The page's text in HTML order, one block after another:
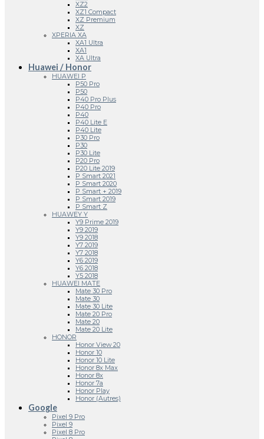
XZ2
XZ1 Compact
XZ Premium
XZ
XPERIA XA
XA1 Ultra
XA1
XA Ultra
Huawei / Honor
HUAWEI P
P50 Pro
P50
P40 Pro Plus
P40 Pro
P40
P40 Lite E
P40 Lite
P30 Pro
P30
P30 Lite
P20 Pro
P20 Lite 2019
P Smart 2021
P Smart 2020
P Smart + 2019
P Smart 2019
P Smart Z
HUAWEY Y
Y9 Prime 2019
Y9 2019
Y9 2018
Y7 2019
Y7 2018
Y6 2019
Y6 2018
Y5 2018
HUAWEI MATE
Mate 30 Pro
Mate 30
Mate 30 Lite
Mate 20 Pro
Mate 20
Mate 20 Lite
HONOR
Honor View 20
Honor 10
Honor 10 Lite
Honor 8x Max
Honor 8x
Honor 7a
Honor Play
Honor (Autres)
Google
Pixel 9 Pro
Pixel 9
Pixel 8 Pro